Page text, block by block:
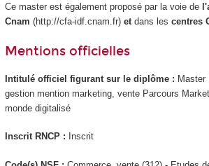
Ce master est également proposé par la voie de
Cnam (http://cfa-idf.cnam.fr)et dans les centres
Mentions officielles
Intitulé officiel figurant sur le diplôme : Master
gestion mention marketing, vente Parcours
monde digitalisé
Inscrit RNCP : Inscrit